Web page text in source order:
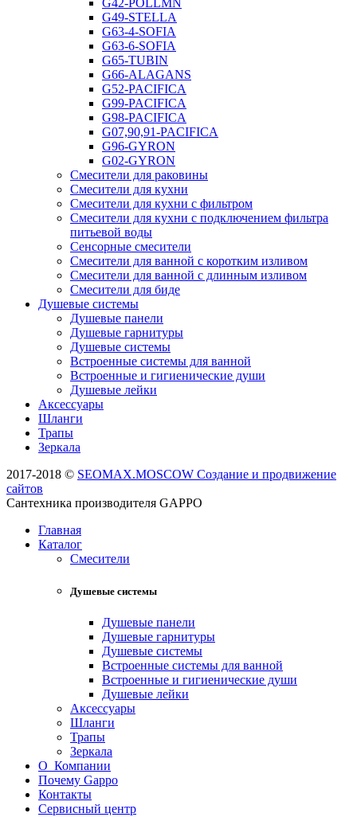
G42-POLLMN
G49-STELLA
G63-4-SOFIA
G63-6-SOFIA
G65-TUBIN
G66-ALAGANS
G52-PACIFICA
G99-PACIFICA
G98-PACIFICA
G07,90,91-PACIFICA
G96-GYRON
G02-GYRON
Смесители для раковины
Смесители для кухни
Смесители для кухни с фильтром
Смесители для кухни с подключением фильтра
питьевой воды
Сенсорные смесители
Смесители для ванной с коротким изливом
Смесители для ванной с длинным изливом
Смесители для биде
Душевые системы
Душевые панели
Душевые гарнитуры
Душевые системы
Встроенные системы для ванной
Встроенные и гигиенические души
Душевые лейки
Аксессуары
Шланги
Трапы
Зеркала
2017-2018 © SEOMAX.MOSCOW Создание и продвижение
сайтов
Сантехника производителя GAPPO
Главная
Каталог
Смесители
Душевые системы
Душевые панели
Душевые гарнитуры
Душевые системы
Встроенные системы для ванной
Встроенные и гигиенические души
Душевые лейки
Аксессуары
Шланги
Трапы
Зеркала
О Компании
Почему Gappo
Контакты
Сервисный центр